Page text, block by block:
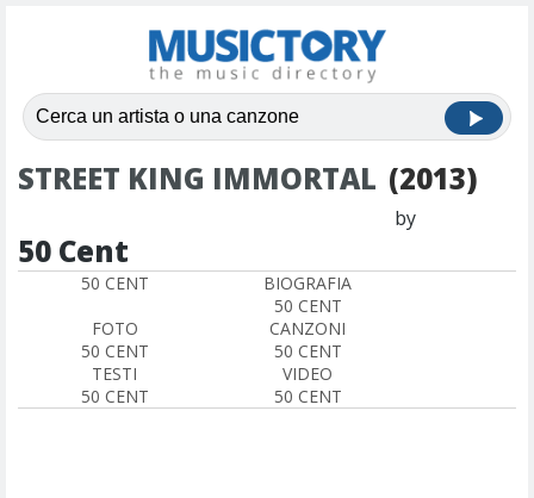
STREET KING IMMORTAL (2013)
by
50 Cent
50 CENT
BIOGRAFIA
50 CENT
FOTO
50 CENT
CANZONI
50 CENT
TESTI
50 CENT
VIDEO
50 CENT